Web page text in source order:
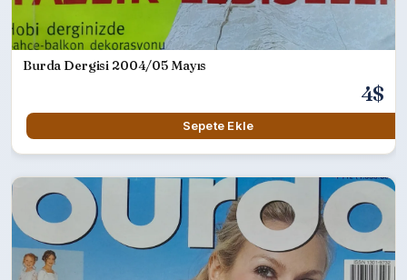
Burda Dergisi 2004/05 Mayıs
4$
Sepete Ekle